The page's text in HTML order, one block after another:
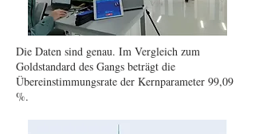
Die Daten sind genau. Im Vergleich zum
Goldstandard des Gangs beträgt die
Übereinstimmungsrate der Kernparameter 99,09
%.